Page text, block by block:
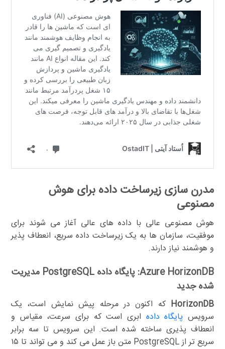
مدرن سازی زیرساخت داده برای هوش
مصنوعی
هوش مصنوعی عالی با داده های عالی آغاز می شوند برای
موفقیت، سازمان ها به یک زیرساخت داده سریع، انعطاف پذیر
و هوشمند نیاز دارند.
Azure HorizonDB: پایگاه داده PostgreSQL مدیریت
شده جدید
HorizonDB که اکنون در مرحله پیش نمایش است، یک
سرویس پایگاه داده ابری است که برای سرعت، مقیاس و
انعطاف پذیری ساخته شده است. این سرویس تا سه برابر
سریع تر از PostgreSQL متن باز عمل می کند و می تواند تا ۱۵